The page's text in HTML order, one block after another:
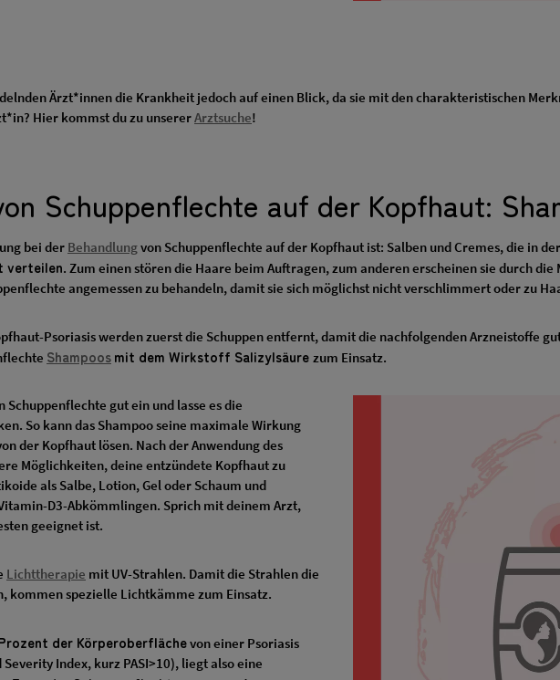
Ärzt*innen die Krankheit jedoch auf einen Blick, da sie mit den charakteristischen
Hier kommst du zu unsererArztsuche!
Schuppenflechte auf der Kopfhaut:
bei der Behandlungvon Schuppenflechte auf der Kopfhaut ist: Salben und Cremes, die in
verteilen. Zum einen stören die Haare beim Auftragen, zum anderen erscheinen sie durch
angemessen zu behandeln, damit sie sich möglichst nicht verschlimmert oder zu
Psoriasis werden zuerst die Schuppen entfernt, damit die nachfolgenden Arzneistoffe
Shampoosmit dem Wirkstoff Salizylsäure zum Einsatz.
Schuppenflechte gut ein und lasse es die
So kann das Shampoo seine maximale Wirkung
der Kopfhaut lösen. Nach der Anwendung des
Möglichkeiten, deine entzündete Kopfhaut zu
als Salbe, Lotion, Gel oder Schaum und
D3-Abkömmlingen. Sprich mit deinem Arzt,
geeignet ist.
Lichttherapie mit UV-Strahlen. Damit die Strahlen die
kommen spezielle Lichtkämme zum Einsatz.
der Körperoberflächevon einer Psoriasis
Index, kurz PASI>10), liegt also eine